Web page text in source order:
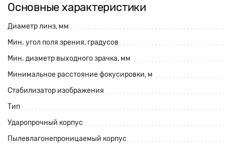
Основные характеристики
Диаметр линз, мм
Мин. угол поля зрения, градусов
Мин. диаметр выходного зрачка, мм
Минимальное расстояние фокусировки, м
Стабилизатор изображения
Тип
Ударопрочный корпус
Пылевлагонепроницаемый корпус